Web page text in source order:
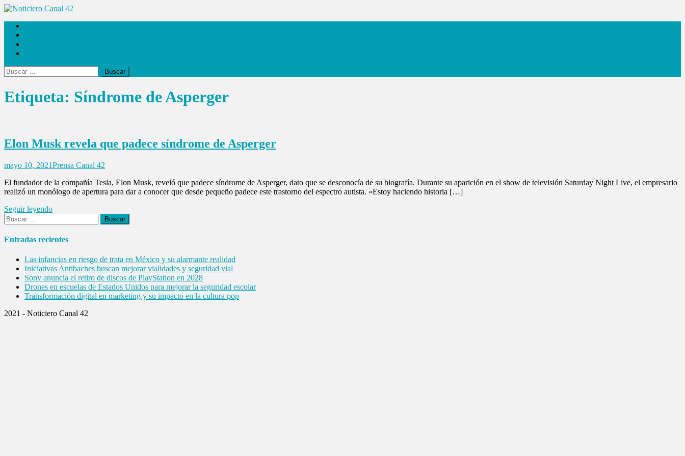
Saltar
contenido
Noticiero Canal 42
Buscar:
Etiqueta: Síndrome de Asperger
Elon Musk revela que padece síndrome de Asperger
mayo 10, 2021Prensa Canal 42
El fundador de la compañía Tesla, Elon Musk, reveló que padece síndrome de Asperger, dato que se desconocía de su biografía. Durante su aparición en el show de televisión Saturday Night Live, el empresario
realizó un monólogo de apertura para dar a conocer que desde pequeño padece este trastorno del espectro autista. «Estoy haciendo historia […]
Seguir leyendo
Buscar:
Entradas recientes
Las infancias en riesgo de trata en México y su alarmante realidad
Iniciativas Antibaches buscan mejorar vialidades y seguridad vial
Sony anuncia el retiro de discos de PlayStation en 2028
Drones en escuelas de Estados Unidos para mejorar la seguridad escolar
Transformación digital en marketing y su impacto en la cultura pop
2021 - Noticiero Canal 42